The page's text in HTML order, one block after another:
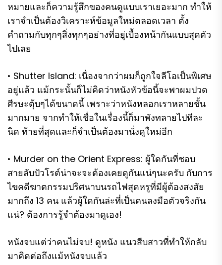
หมายและก็ความรู้สึกของคนดูแบบเราเยอะมาก ทำให้
เราจำเป็นต้องวิเคราะห์ข้อมูลใหม่ตลอดเวลา ตั้ง
คำถามกับทุกๆสิ่งทุกๆอย่างที่อยู่เบื้องหน้ากันแบบสุดตัว
ไปเลย
• Shutter Island: เนื่องจากว่าผมก็ถูกใจลีโอเป็นพิเศษ
อยู่แล้ว แม้กระนั้นก็ไม่คิดว่าหนังหัวข้อนี้จะพาผมปวด
ศีรษะตุ้บๆได้ขนาดนี้ เพราะว่าหนังหลอกเราหลายชั้น
มากมาย จากทำให้เชื่อในเรื่องนี้ก็มาพังทลายไปทีละ
นิด ท้ายที่สุดและก็จำเป็นต้องมานั่งดูใหม่อีก
• Murder on the Orient Express: ผู้ใดกันที่ชอบ
สายลับปัวโรต์น่าจะจะต้องเคยดูกันแน่ๆนะครับ กับการ
ไขคดีฆาตกรรมปริศนาบนรถไฟสุดหรูที่มีผู้ต้องสงสัย
มากถึง 13 คน แล้วผู้ใดกันล่ะที่เป็นคนลงมือตัวจริงกัน
แน่? ต้องการรู้จำต้องมาดูเอง!
หนังจบแต่ว่าคนไม่จบ! ดูหนัง แนวสืบสาวที่ทำให้กลับ
มาคิดต่อถึงแม้หนังจบแล้ว